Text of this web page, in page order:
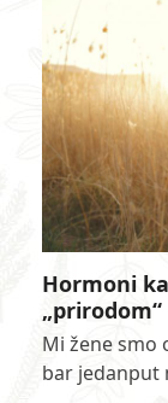
Hormoni
Mi žene smo
bar jedanput